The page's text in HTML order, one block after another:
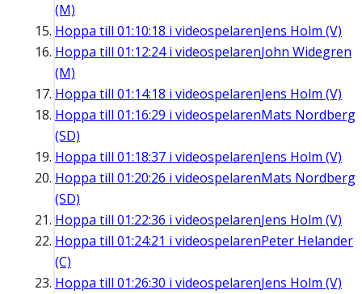
(M)
Hoppa till 01:10:18 i videospelarenJens Holm (V)
Hoppa till 01:12:24i videospelarenJohn Widegren
(M)
Hoppa till 01:14:18 i videospelarenJens Holm (V)
Hoppa till 01:16:29 i videospelarenMats Nordberg
(SD)
Hoppa till 01:18:37 i videospelarenJens Holm (V)
Hoppa till 01:20:26 i videospelarenMats Nordberg
(SD)
Hoppa till 01:22:36 i videospelarenJens Holm (V)
Hoppa till 01:24:21 i videospelarenPeter Helander
(C)
Hoppa till 01:26:30 i videospelarenJens Holm (V)